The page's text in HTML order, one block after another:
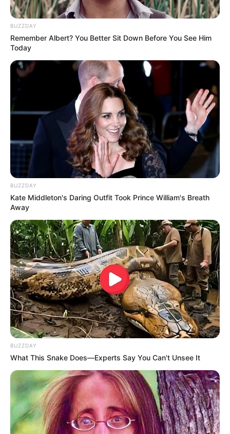
BUZZDAY
Remember Albert? You Better Sit Down Before You See Him
Today
BUZZDAY
Kate Middleton's Daring Outfit Took Prince William's Breath
Away
BUZZDAY
What This Snake Does—Experts Say You Can't Unsee It